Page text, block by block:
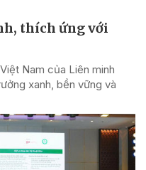
thích ứng với
Nam của Liên minh
xanh, bền vững và